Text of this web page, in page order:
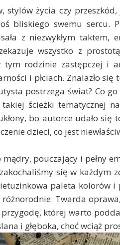
stylów życia czy
bliskiego swemu sercu.
z niezwykłym taktem,
wszystko z
rodzinie zastępczej i
i płciach. Znalazło
postrzega świat? Co
ścieżki tematycznej
bo autorce udało
dzieci, co jest
pouczający i pełny
się w każdym
paleta kolorów
różnorodnie. Twarda
której warto
i głęboka, choć wciąż